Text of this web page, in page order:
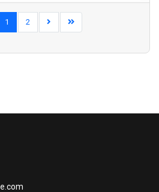
Limite de la pagination
1 2